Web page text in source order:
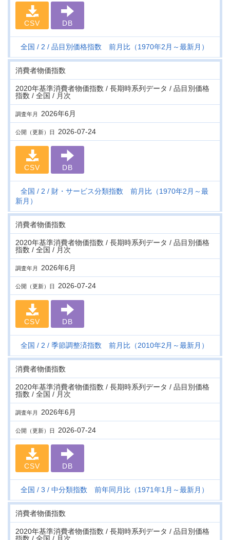
CSV DB
全国 2 品目別価格指数 前月比（1970年2月～最新月）
消費者物価指数
2020年基準消費者物価指数 / 長期時系列データ / 品目別価格
指数 / 全国 / 月次
調査年月 2026年6月
公開（更新）日 2026-07-24
CSV DB
全国 2
財・サービス分類指数 前月比（1970年2月～最
新月）
消費者物価指数
2020年基準消費者物価指数 / 長期時系列データ / 品目別価格
指数 / 全国 / 月次
調査年月 2026年6月
公開（更新）日 2026-07-24
CSV DB
全国 2 季節調整済指数 前月比（2010年2月～最新月）
消費者物価指数
2020年基準消費者物価指数 / 長期時系列データ / 品目別価格
指数 / 全国 / 月次
調査年月 2026年6月
公開（更新）日 2026-07-24
CSV DB
全国 3 中分類指数 前年同月比（1971年1月～最新月）
消費者物価指数
2020年基準消費者物価指数 / 長期時系列データ / 品目別価格